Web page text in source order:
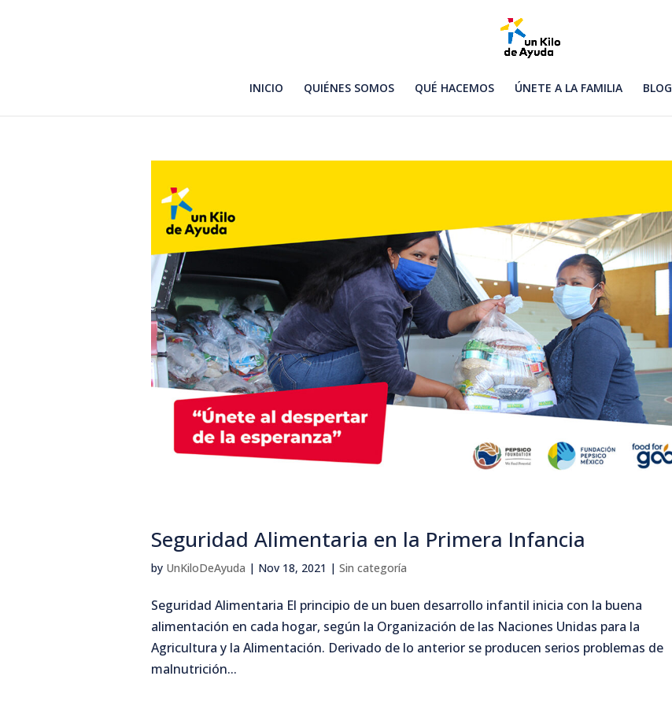
INICIO QUIÉNES SOMOS QUÉ HACEMOS ÚNETE A LA FAMILIA BLOG
Seguridad Alimentaria en la Primera Infancia
by UnKiloDeAyuda | Nov 18, 2021 | Sin categoría
Seguridad Alimentaria El principio de un buen desarrollo infantil inicia con la buena
alimentación en cada hogar, según la Organización de las Naciones Unidas para la
Agricultura y la Alimentación. Derivado de lo anterior se producen serios problemas de
malnutrición...